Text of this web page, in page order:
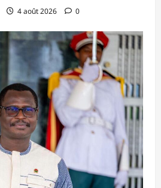
4 août 2026 0